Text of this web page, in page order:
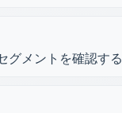
グメントを確認する